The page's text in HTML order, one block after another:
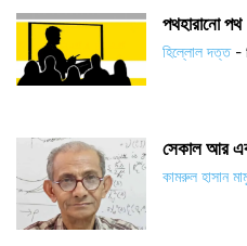
পথহারানো পথ
হিল্লোল দত্ত -
সেকাল আর
কামরুল হাসান